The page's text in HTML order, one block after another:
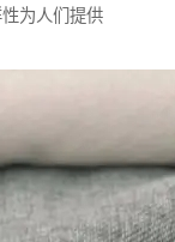
为人们提供